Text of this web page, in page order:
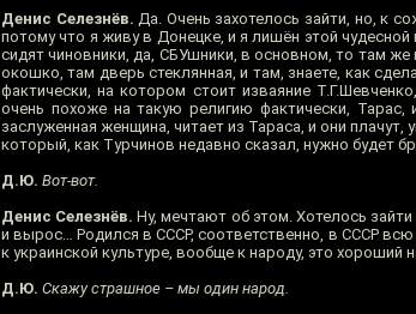
Денис Селезнёв. Да. Очень захотелось зайти, но, к
потому что я живу в Донецке, и я лишён этой
сидят чиновники, да, СБУшники, в основном, то там же
окошко, там дверь стеклянная, и там, знаете, как
фактически, на котором стоит изваяние
очень похоже на такую религию фактически,
заслуженная женщина, читает из Тараса, и они
который, как Турчинов недавно сказал, нужно будет
Д.Ю. Вот-вот.
Денис Селезнёв. Ну, мечтают об этом. Хотелось
и вырос… Родился в СССР, соответственно, в СССР
к украинской культуре, вообще к народу, это
Д.Ю. Скажу страшное – мы один народ.